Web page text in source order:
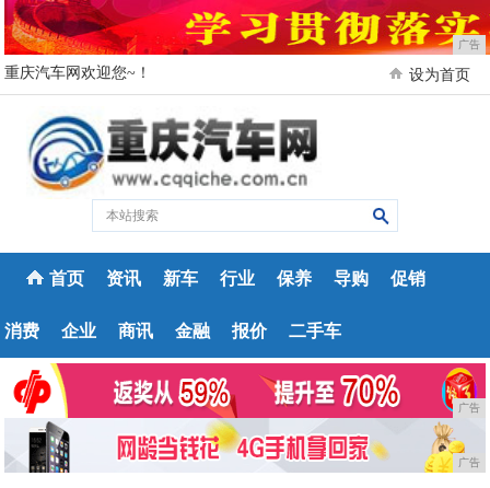
广告
重庆汽车网欢迎您~！ 设为首页
首页 资讯 新车 行业 保养 导购 促销
消费 企业 商讯 金融 报价 二手车
广告
广告